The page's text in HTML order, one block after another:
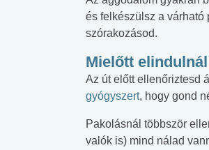
és felkészülsz a várható
szórakozásod.
Mielőtt elindulnál
Az út előtt ellenőriztesd
gyógyszert, hogy gond
Pakolásnál többször
valók is) mind nálad